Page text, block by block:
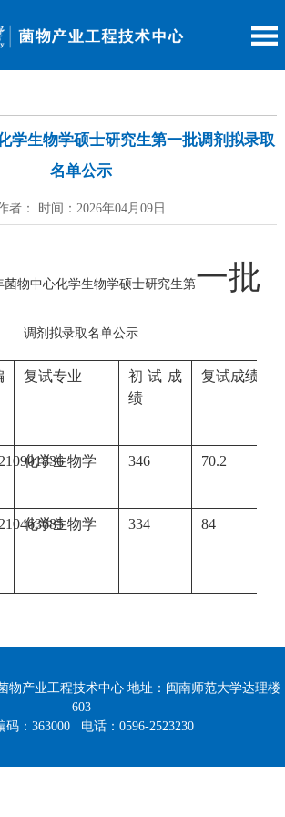
学生物学硕士研究生第一批调剂拟录取
名单公示
者： 时间：2026年04月09日
菌物中心化学生物学硕士研究生第一批
调剂拟录取名单公示
复试专业
初试成
绩
复试成绩
化学生物学 346 70.2
化学生物学 334 84
物产业工程技术中心 地址：闽南师范大学达理楼
603
码：363000 电话：0596-2523230